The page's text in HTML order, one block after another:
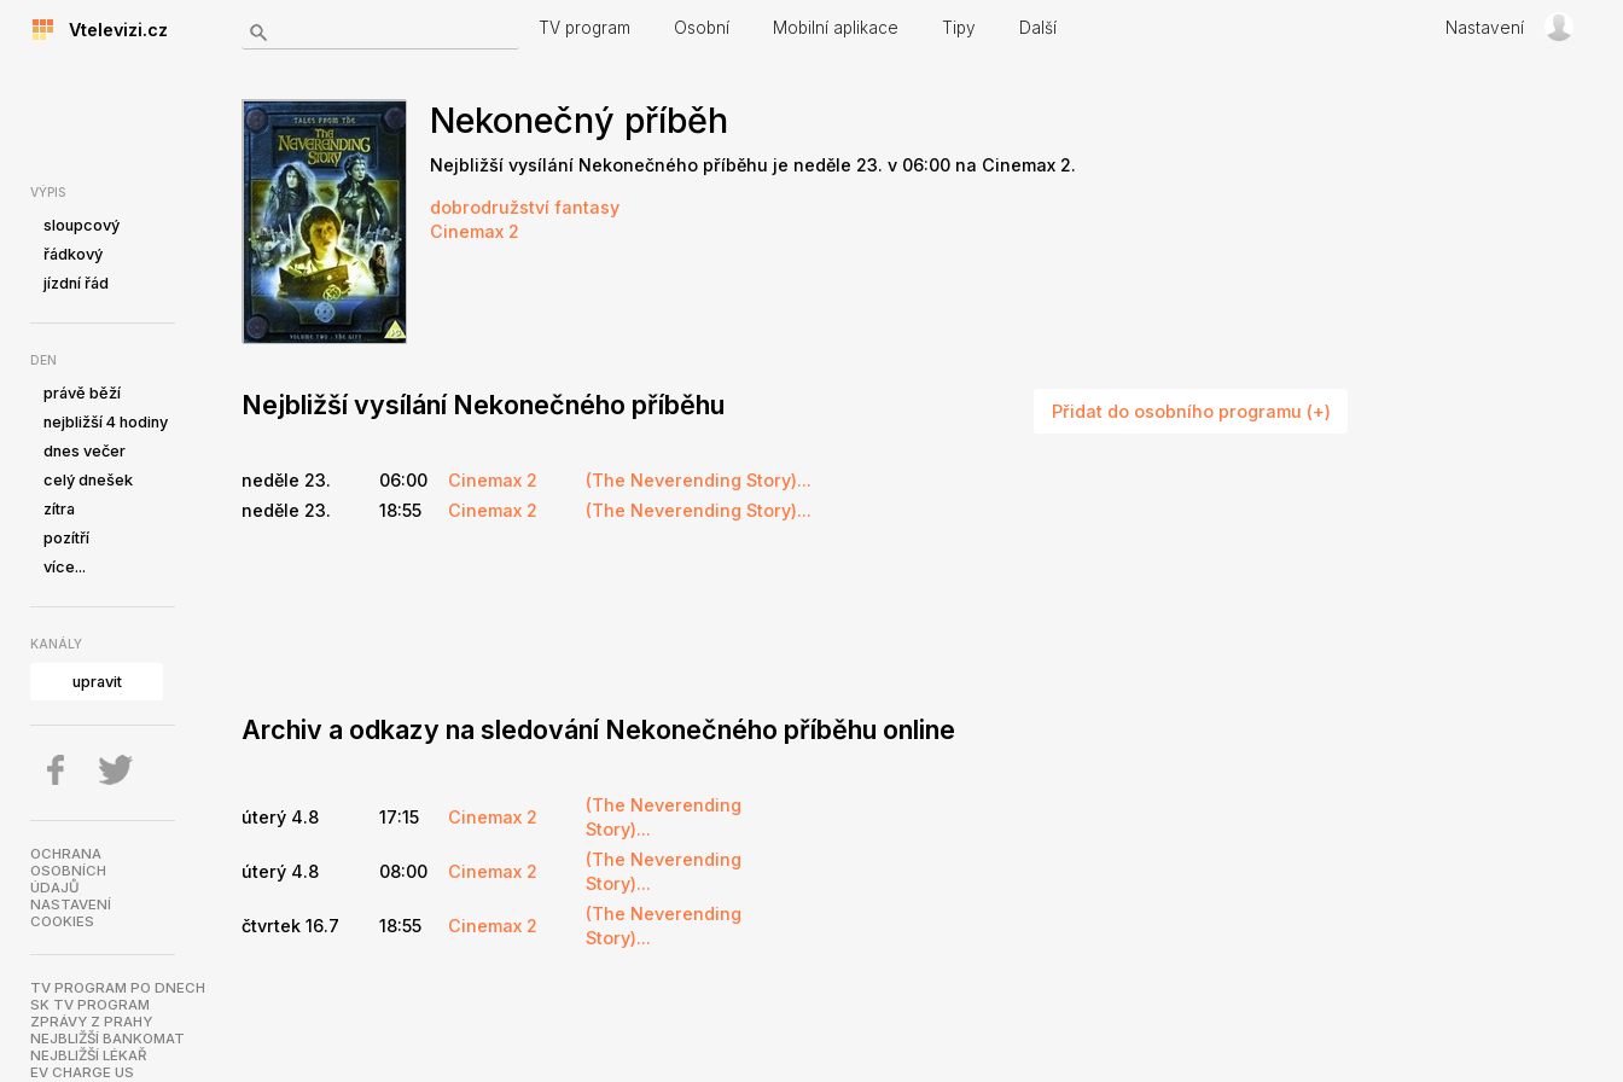
Vtelevizi.cz TV program Osobní Mobilní aplikace Tipy Další Nastavení
VÝPIS
sloupcový
řádkový
jízdní řád
DEN
právě běží
nejbližší 4 hodiny
dnes večer
celý dnešek
zítra
pozítří
více...
KANÁLY
upravit
OCHRANA
OSOBNÍCH
ÚDAJŮ
NASTAVENÍ
COOKIES
TV PROGRAM PO DNECH
SK TV PROGRAM
ZPRÁVY Z PRAHY
NEJBLIŽŠÍ BANKOMAT
NEJBLIŽŠÍ LÉKAŘ
EV CHARGE US
Nekonečný příběh
Nejbližší vysílání Nekonečného příběhu je neděle 23. v 06:00 na Cinemax 2.
dobrodružství fantasy
Cinemax 2
Nejbližší vysílání Nekonečného příběhu
neděle 23. 06:00 Cinemax 2
(The Neverending Story)...
neděle 23.
18:55 Cinemax 2 (The Neverending Story)...
Archiv a odkazy na sledování Nekonečného příběhu online
úterý 4.8 17:15 Cinemax 2
(The Neverending
Story)...
úterý 4.8 08:00 Cinemax 2
(The Neverending
Story)...
čtvrtek 16.7 18:55 Cinemax 2
(The Neverending
Story)...
Přidat do osobního programu (+)